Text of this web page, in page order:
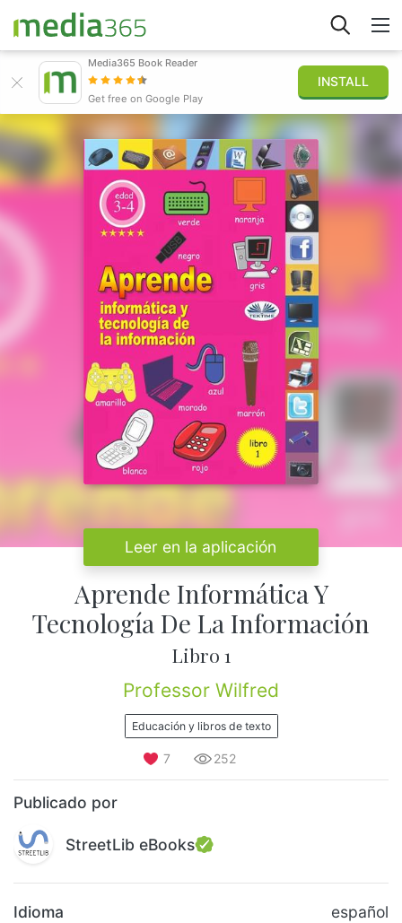
Iniciar sesión
Publicar
Media365 Book Reader
Get free on Google Play
INSTALL
Leer en la aplicación
Aprende Informática Y
Tecnología De La Información
Libro 1
Professor Wilfred
Educación y libros de texto
7 252
Publicado por
StreetLib eBooks
Idioma
español